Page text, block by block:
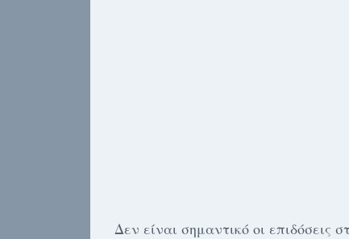
Δεν είναι σημαντικό οι